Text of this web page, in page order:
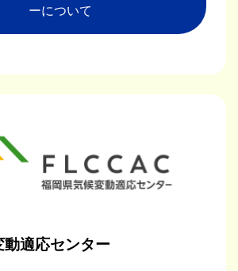
ーについて
適応センター